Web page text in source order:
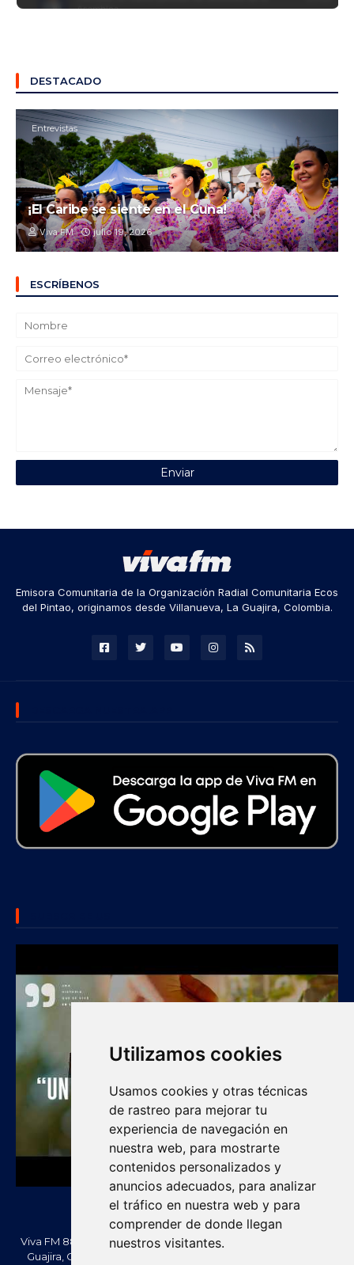
Utilizamos cookies
Usamos cookies y otras técnicas
de rastreo para mejorar tu
experiencia de navegación en
nuestra web, para mostrarte
contenidos personalizados y
anuncios adecuados, para analizar
el tráfico en nuestra web y para
comprender de donde llegan
nuestros visitantes.
DESTACADO
Entrevistas
¡El Caribe se siente en el Cuna!
Viva FM julio 19, 2026
ESCRÍBENOS
Emisora Comunitaria de la Organización Radial Comunitaria Ecos
del Pintao, originamos desde Villanueva, La Guajira, Colombia.
Viva FM 88.2 FM es una emisora comunitaria de Villanueva, La
Guajira, Colombia. Información, noticias, cultura, vallenato y